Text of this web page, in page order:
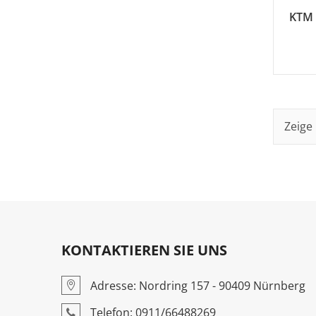
KONTAKTIEREN SIE UNS
Adresse: Nordring 157 - 90409 Nürnberg
Telefon: 0911/66488269